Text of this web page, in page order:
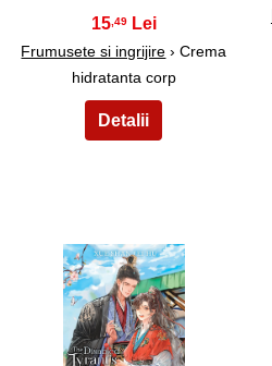
15,49
Frumusete si ingrijire › Crema
hidratanta corp
9